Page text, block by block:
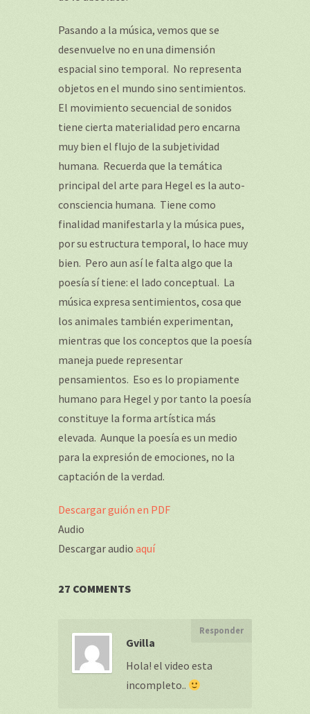
Pasando a la música, vemos que se
desenvuelve no en una dimensión
espacial sino temporal. No representa
objetos en el mundo sino sentimientos.
El movimiento secuencial de sonidos
tiene cierta materialidad pero encarna
muy bien el flujo de la subjetividad
humana. Recuerda que la temática
principal del arte para Hegel es la auto-
consciencia humana. Tiene como
finalidad manifestarla y la música pues,
por su estructura temporal, lo hace muy
bien. Pero aun así le falta algo que la
poesía sí tiene: el lado conceptual. La
música expresa sentimientos, cosa que
los animales también experimentan,
mientras que los conceptos que la poesía
maneja puede representar
pensamientos. Eso es lo propiamente
humano para Hegel y por tanto la poesía
constituye la forma artística más
elevada. Aunque la poesía es un medio
para la expresión de emociones, no la
captación de la verdad.
Descargar guión en PDF
Audio
Descargar audio aquí
27 COMMENTS
Gvilla
Responder
Hola! el video esta
incompleto..